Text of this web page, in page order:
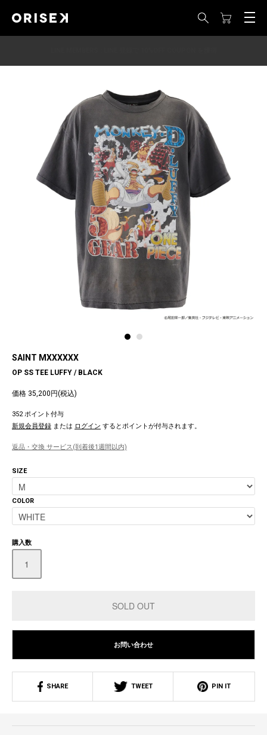
SAINT MXXXXXX
OP SS TEE LUFFY / BLACK
価格 35,200円(税込)
352 ポイント付与
新規会員登録 または ログイン するとポイントが付与されます。
返品・交換 サービス(到着後1週間以内)
SIZE
COLOR
購入数
お問い合わせ
SHARE TWEET PIN IT